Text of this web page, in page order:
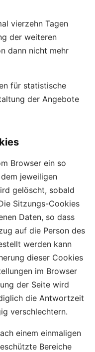
vierzehn Tagen
der weiteren
dann nicht mehr
für statistische
der Angebote
Browser ein so
jeweiligen
gelöscht, sobald
Sitzungs-Cookies
Daten, so dass
auf die Person des
werden kann
dieser Cookies
im Browser
der Seite wird
die Antwortzeit
verschlechtern.
einem einmaligen
Bereiche